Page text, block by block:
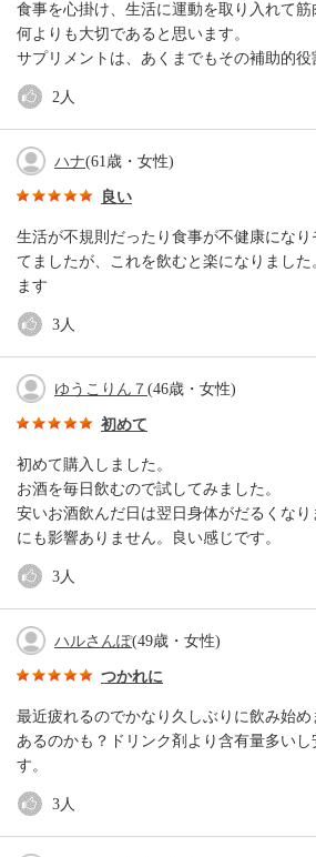
食事を心掛け、生活に運動を取り入れて
何よりも大切であると思います。
サプリメントは、あくまでもその補助的役
2人
ハナ(61歳・女性)
良い
生活が不規則だったり食事が不健康にな
てましたが、これを飲むと楽になりまし
ます
3人
ゆうこりん７ (46歳・女性)
初めて
初めて購入しました。
お酒を毎日飲むので試してみました。
安いお酒飲んだ日は翌日身体がだるくな
にも影響ありません。良い感じです。
3人
ハルさんぽ(49歳・女性)
つかれに
最近疲れるのでかなり久しぶりに飲み始
あるのかも？ドリンク剤より含有量多いし
す。
3人